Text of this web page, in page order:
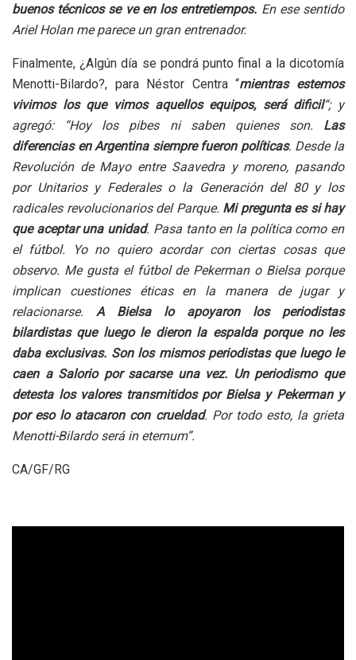
buenos técnicos se ve en los entretiempos. En ese sentido
Ariel Holan me parece un gran entrenador.
Finalmente, ¿Algún día se pondrá punto final a la dicotomía
Menotti-Bilardo?, para Néstor Centra “mientras estemos
vivimos los que vimos aquellos equipos, será dificil“; y
agregó: “Hoy los pibes ni saben quienes son. Las
diferencias en Argentina siempre fueron políticas. Desde la
Revolución de Mayo entre Saavedra y moreno, pasando
por Unitarios y Federales o la Generación del 80 y los
radicales revolucionarios del Parque. Mi pregunta es si hay
que aceptar una unidad. Pasa tanto en la política como en
el fútbol. Yo no quiero acordar con ciertas cosas que
observo. Me gusta el fútbol de Pekerman o Bielsa porque
implican cuestiones éticas en la manera de jugar y
relacionarse. A Bielsa lo apoyaron los periodistas
bilardistas que luego le dieron la espalda porque no les
daba exclusivas. Son los mismos periodistas que luego le
caen a Salorio por sacarse una vez. Un periodismo que
detesta los valores transmitidos por Bielsa y Pekerman y
por eso lo atacaron con crueldad. Por todo esto, la grieta
Menotti-Bilardo será in eternum”.
CA/GF/RG